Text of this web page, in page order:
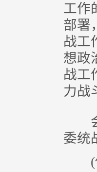
工作
部署
战工
想政
战工
力战
会
委统
(供